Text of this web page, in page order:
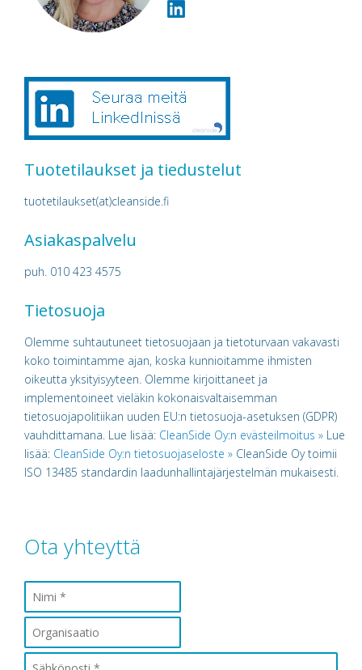
Tuotetilaukset ja tiedustelut
tuotetilaukset(at)cleanside.fi
Asiakaspalvelu
puh. 010 423 4575
Tietosuoja
Olemme suhtautuneet tietosuojaan ja tietoturvaan vakavasti
koko toimintamme ajan, koska kunnioitamme ihmisten
oikeutta yksityisyyteen. Olemme kirjoittaneet ja
implementoineet vieläkin kokonaisvaltaisemman
tietosuojapolitiikan uuden EU:n tietosuoja-asetuksen (GDPR)
vauhdittamana. Lue lisää: CleanSide Oy:n evästeilmoitus » Lue
lisää: CleanSide Oy:n tietosuojaseloste » CleanSide Oy toimii
ISO 13485 standardin laadunhallintajärjestelmän mukaisesti.
Ota yhteyttä